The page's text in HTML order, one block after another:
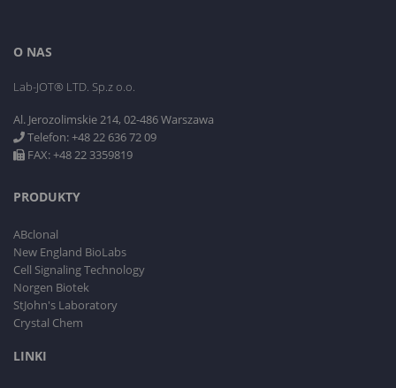
O NAS
Lab-JOT® LTD. Sp.z o.o.
Al. Jerozolimskie 214, 02-486 Warszawa
Telefon: +48 22 636 72 09
FAX: +48 22 3359819
PRODUKTY
ABclonal
New England BioLabs
Cell Signaling Technology
Norgen Biotek
StJohn's Laboratory
Crystal Chem
LINKI